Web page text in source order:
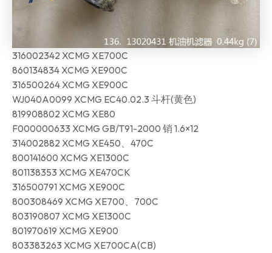
316002342 XCMG XE700C
860134834 XCMG XE900C
316500264 XCMG XE900C
WJ040A0099 XCMG EC40.02.3 斗杆(黄色)
819908802 XCMG XE80
F000000633 XCMG GB/T91-2000 销 1.6×12
314002882 XCMG XE450、470C
800141600 XCMG XE1300C
801138353 XCMG XE470CK
316500791 XCMG XE900C
800308469 XCMG XE700、700C
803190807 XCMG XE1300C
801970619 XCMG XE900
803383263 XCMG XE700CA(CB)